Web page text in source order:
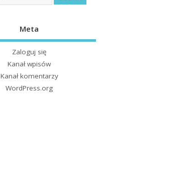
Meta
Zaloguj się
Kanał wpisów
Kanał komentarzy
WordPress.org